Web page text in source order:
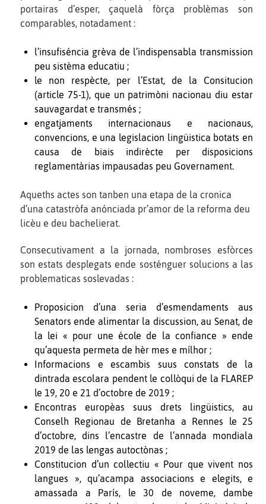
portairas d’esper, çaquelà fòrça problèmas son
comparables, notadament :
l’insufiséncia grèva de l’indispensabla transmission
peu sistèma educatiu ;
le non respècte, per l’Estat, de la Consitucion
(article 75-1), que un patrimòni nacionau diu estar
sauvagardat e transmés ;
engatjaments internacionaus e nacionaus,
convencions, e una legislacion lingüistica botats en
causa de biais indirècte per disposicions
reglamentàrias impausadas peu Governament.
Aqueths actes son tanben una etapa de la cronica
d’una catastròfa anónciada pr’amor de la reforma deu
licèu e deu bachelierat.
Consecutivament a la jornada, nombroses esfòrces
son estats desplegats ende sosténguer solucions a las
problematicas soslevadas :
Proposicion d’una seria d’esmendaments aus
Senators ende alimentar la discussion, au Senat, de
la lei « pour une école de la confiance » ende
qu’aquesta permeta de hèr mes e mílhor ;
Informacions e escambis suus constats de la
dintrada escolara pendent le collòqui de la FLAREP
le 19, 20 e 21 d’octobre de 2019 ;
Encontras europèas suus drets lingüistics, au
Conselh Regionau de Bretanha a Rennes le 25
d’octobre, dins l’encastre de l’annada mondiala
2019 de las lengas autoctònas ;
Constitucion d’un collectiu « Pour que vivent nos
langues », qu’acampa associacions e elegits, e
amassada a París, le 30 de noveme, dambe